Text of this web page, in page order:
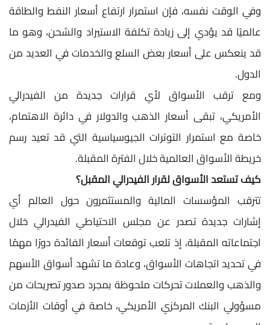
وفي الوقت نفسه، فإن استمرار ارتفاع أسعار النفط والطاقة
عالميًا قد يؤدي إلى زيادة تكلفة الاستيراد والشحن، وهو ما
قد ينعكس على أسعار بعض السلع والخدمات في العديد من
الدول.
ومع ترقب الأسواق لأي قرارات جديدة من الفيدرالي
الأمريكي، تبقى أسعار الذهب والدولار في دائرة الاهتمام،
خاصة مع استمرار التوترات الجيوسياسية التي قد تعيد رسم
خريطة الأسواق العالمية خلال الفترة المقبلة.
كيف تستعد الأسواق لقرار الفيدرالي المقبل؟
تترقب المؤسسات المالية والمستثمرون حول العالم أي
إشارات جديدة تصدر عن مجلس الاحتياطي الفيدرالي خلال
اجتماعاته المقبلة، إذ تلعب توقعات أسعار الفائدة دورًا مهمًا
في تحديد اتجاهات الأسواق، وعادة ما تشهد أسواق الأسهم
والذهب والعملات تحركات ملحوظة بمجرد صدور تصريحات من
مسؤولي البنك المركزي الأمريكي، خاصة في أوقات الأزمات